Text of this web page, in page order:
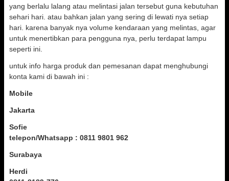
yang berlalu lalang atau melintasi jalan tersebut guna kebutuhan
sehari hari. atau bahkan jalan yang sering di lewati nya setiap
hari. karena banyak nya volume kendaraan yang melintas, agar
untuk menertibkan para pengguna nya, perlu terdapat lampu
seperti ini.
untuk info harga produk dan pemesanan dapat menghubungi
konta kami di bawah ini :
Mobile
Jakarta
Sofie
telepon/Whatsapp : 0811 9801 962
Surabaya
Herdi